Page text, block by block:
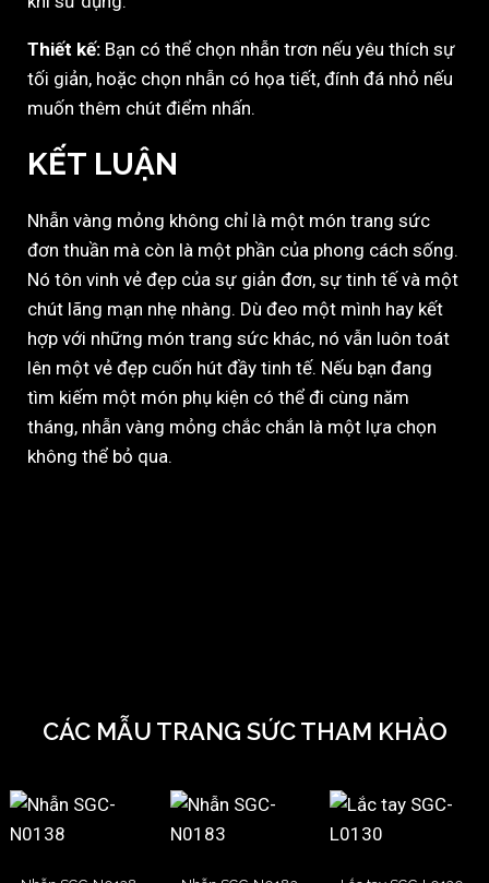
Thiết kế: Bạn có thể chọn nhẫn trơn nếu yêu thích sự
tối giản, hoặc chọn nhẫn có họa tiết, đính đá nhỏ nếu
muốn thêm chút điểm nhấn.
KẾT LUẬN
Nhẫn vàng mỏng không chỉ là một món trang sức
đơn thuần mà còn là một phần của phong cách sống.
Nó tôn vinh vẻ đẹp của sự giản đơn, sự tinh tế và một
chút lãng mạn nhẹ nhàng. Dù đeo một mình hay kết
hợp với những món trang sức khác, nó vẫn luôn toát
lên một vẻ đẹp cuốn hút đầy tinh tế. Nếu bạn đang
tìm kiếm một món phụ kiện có thể đi cùng năm
tháng, nhẫn vàng mỏng chắc chắn là một lựa chọn
không thể bỏ qua.
CÁC MẪU TRANG SỨC THAM KHẢO